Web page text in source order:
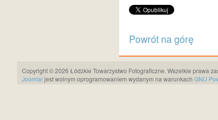
Powrót na górę
Copyright © 2026 Łódzkie Towarzystwo Fotograficzne. Wszelkie prawa
Joomla! jest wolnym oprogramowaniem wydanym na warunkach GNU